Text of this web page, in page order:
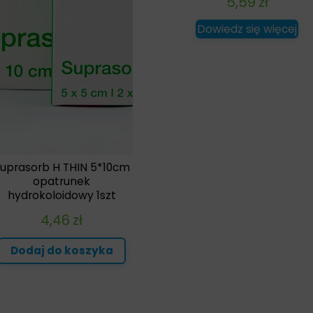
H THIN 5*10cm
opatrunek
hydrokoloidowy 1szt
4,46 zł
Dodaj do koszyka
Dowiedz się więcej